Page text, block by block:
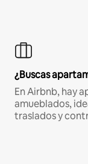
¿Buscas
En Airbnb, hay
amueblados,
traslados y